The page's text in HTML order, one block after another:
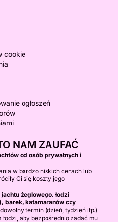
cookie
ogłoszeń
NAM ZAUFAĆ
od osób prywatnych i
w bardzo niskich cenach lub
Ci się koszty jego
jachtu żeglowego, łodzi
barek, katamaranów czy
termin (dzień, tydzień itp.)
łodzi, aby bezpośrednio zadać mu